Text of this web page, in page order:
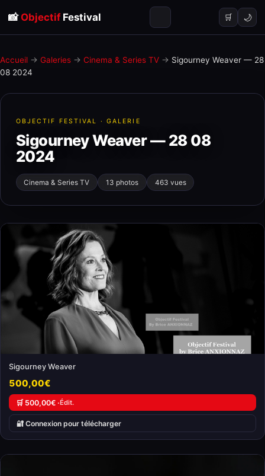
📸 ObjectifFestival 🛒 🌙
Accueil → Galeries → Cinema & Series TV → Sigourney Weaver — 28
08 2024
OBJECTIF FESTIVAL · GALERIE
Sigourney Weaver — 28 08
2024
Cinema & Series TV 13 photos 463 vues
Sigourney Weaver
500,00€
🛒 500,00€ ·Édit.
🔐 Connexion pour télécharger